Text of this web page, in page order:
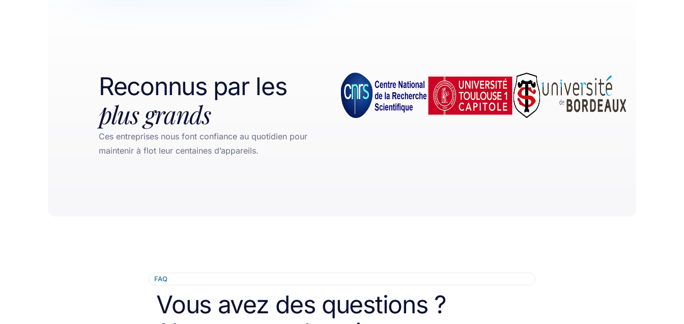
Reconnus par les
plus grands
Ces entreprises nous font confiance au quotidien pour
maintenir à flot leur centaines d’appareils.
FAQ
Vous avez des questions ?